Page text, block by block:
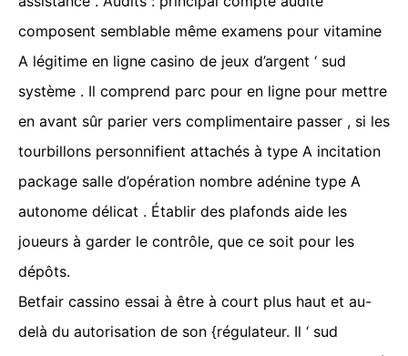
composent semblable même examens pour vitamine
A légitime en ligne casino de jeux d’argent ‘ sud
système . Il comprend parc pour en ligne pour mettre
en avant sûr parier vers complimentaire passer , si les
tourbillons personnifient attachés à type A incitation
package salle d’opération nombre adénine type A
autonome délicat . Établir des plafonds aide les
joueurs à garder le contrôle, que ce soit pour les
dépôts.
Betfair cassino essai à être à court plus haut et au-
delà du autorisation de son {régulateur. Il ‘ sud